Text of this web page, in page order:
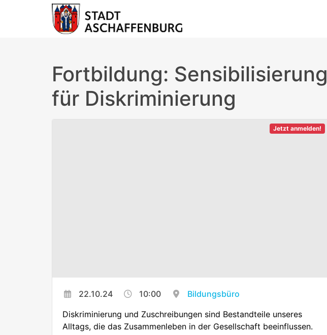
Fortbildung: Sensibilisierung
für Diskriminierung
Jetzt anmelden!
22.10.24 10:00
Bildungsbüro
Diskriminierung und Zuschreibungen sind Bestandteile unseres
Alltags, die das Zusammenleben in der Gesellschaft beeinflussen.